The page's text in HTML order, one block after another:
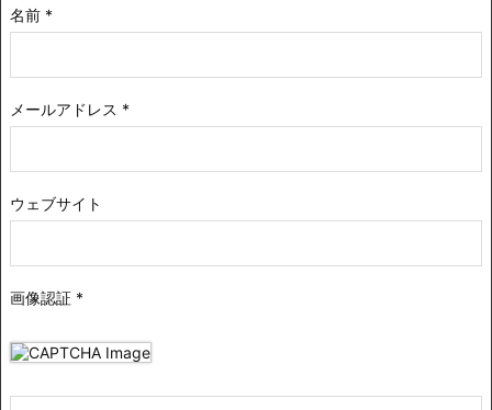
名前 *
メールアドレス *
ウェブサイト
画像認証 *